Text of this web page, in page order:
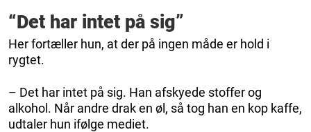
“Det har intet på sig”
Her fortæller hun, at der på ingen måde er hold i
rygtet.
– Det har intet på sig. Han afskyede stoffer og
alkohol. Når andre drak en øl, så tog han en kop kaffe,
udtaler hun ifølge mediet.